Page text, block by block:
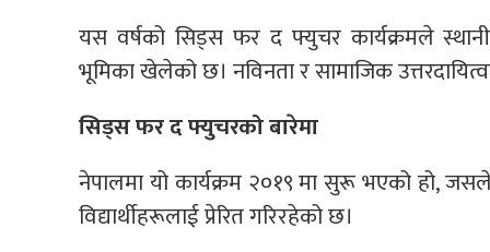
यस वर्षको सिड्स फर द फ्युचर कार्यक्रमले
भूमिका खेलेको छ। नविनता र सामाजिक
सिड्सफरदफ्युचरकोबारेमा
नेपालमा यो कार्यक्रम २०१९ मा सुरू भएको हो,
विद्यार्थीहरूलाई प्रेरित गरिरहेको छ।